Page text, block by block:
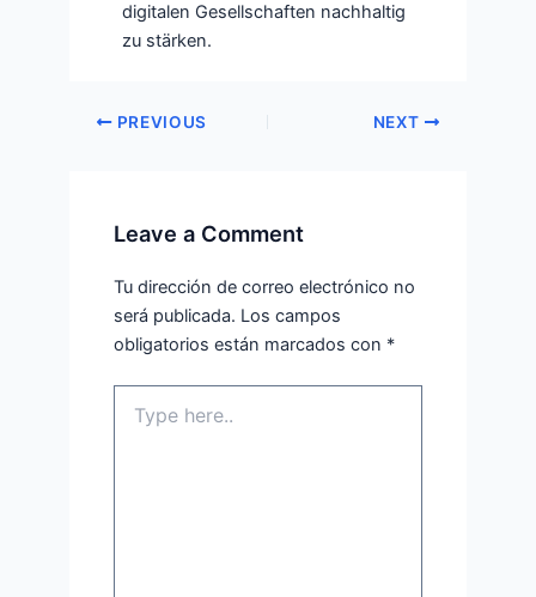
digitalen Gesellschaften nachhaltig
zu stärken.
PREVIOUS NEXT
Leave a Comment
Tu dirección de correo electrónico no
será publicada. Los campos
obligatorios están marcados con *
here..